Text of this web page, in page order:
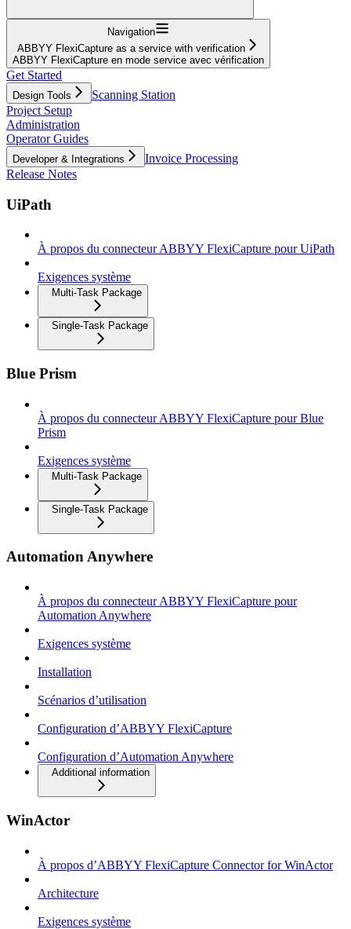
Navigation
ABBYY FlexiCapture as a service with verification
ABBYY FlexiCapture en mode service avec vérification
Get Started
Design Tools
Scanning Station
Project Setup
Administration
Operator Guides
Developer & Integrations
Invoice Processing
Release Notes
UiPath
À propos du connecteur ABBYY FlexiCapture pour UiPath
Exigences système
Multi-Task Package
Single-Task Package
Blue Prism
À propos du connecteur ABBYY FlexiCapture pour Blue
Prism
Exigences système
Multi-Task Package
Single-Task Package
Automation Anywhere
À propos du connecteur ABBYY FlexiCapture pour
Automation Anywhere
Exigences système
Installation
Scénarios d’utilisation
Configuration d’ABBYY FlexiCapture
Configuration d’Automation Anywhere
Additional information
WinActor
À propos d’ABBYY FlexiCapture Connector for WinActor
Architecture
Exigences système